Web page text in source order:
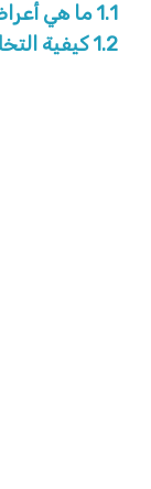
ما هي أعراض
1.2كيفية